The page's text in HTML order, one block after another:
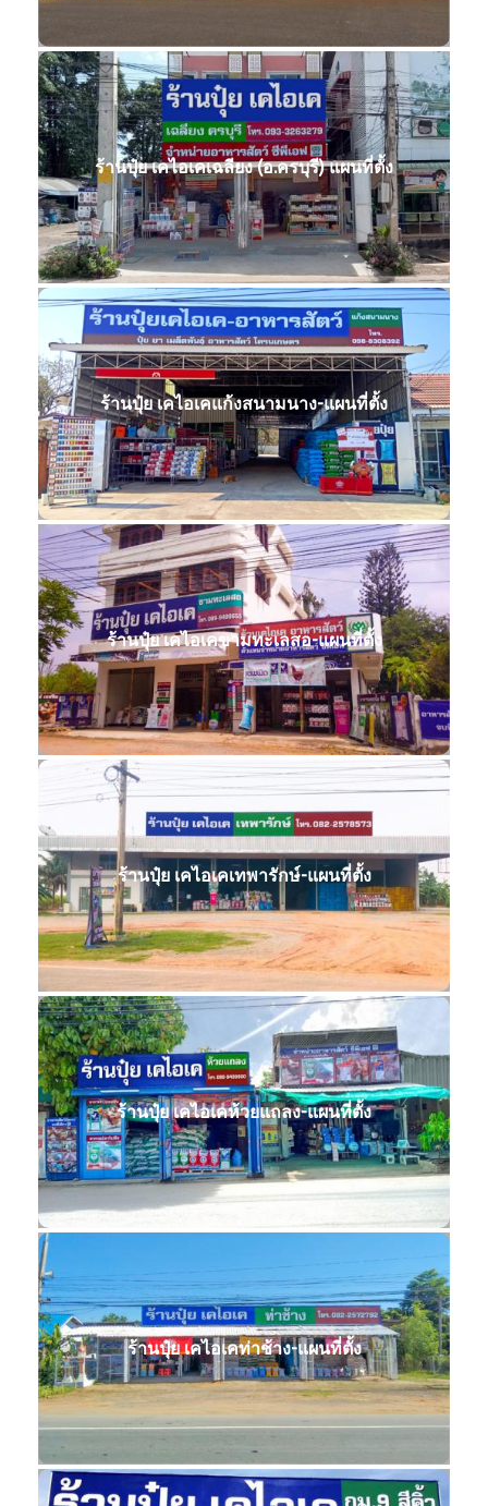
ร้านปุ๋ย เคไอเคเฉลียง (อ.ครบุรี) แผนที่ตั้ง
ร้านปุ๋ย เคไอเคแก้งสนามนาง-แผนที่ตั้ง
ร้านปุ๋ย เคไอเคขามทะเลสอ-แผนที่ตั้ง
ร้านปุ๋ย เคไอเคเทพารักษ์-แผนที่ตั้ง
ร้านปุ๋ย เคไอเคห้วยแถลง-แผนที่ตั้ง
ร้านปุ๋ย เคไอเคท่าช้าง-แผนที่ตั้ง